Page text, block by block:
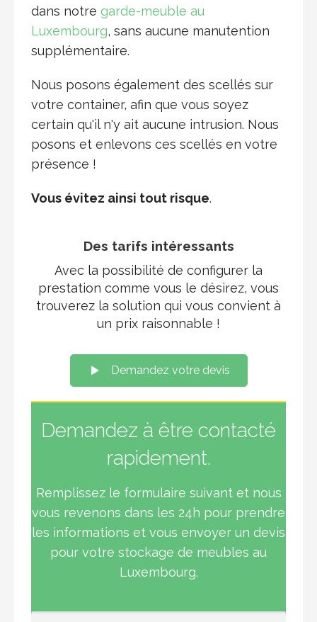
dans notre garde-meuble au
Luxembourg, sans aucune manutention
supplémentaire.
Nous posons également des scellés sur
votre container, afin que vous soyez
certain qu'il n'y ait aucune intrusion. Nous
posons et enlevons ces scellés en votre
présence !
Vous évitez ainsi tout risque.
Des tarifs intéressants
Avec la possibilité de configurer la
prestation comme vous le désirez, vous
trouverez la solution qui vous convient à
un prix raisonnable !
Demandez votre devis
Demandez à être contacté
rapidement.
Remplissez le formulaire suivant et nous
vous revenons dans les 24h pour prendre
les informations et vous envoyer un devis
pour votre stockage de meubles au
Luxembourg.